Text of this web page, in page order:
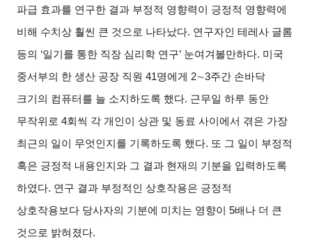
파급 효과를 연구한 결과 부정적 영향력이 긍정적 영향력에
비해 수치상 훨씬 큰 것으로 나타났다. 연구자인 테레사 글롬
등의 ‘일기를 통한 직장 심리학 연구’ 눈여겨볼만하다. 미국
중서부의 한 생산 공장 직원 41명에게 2∼3주간 손바닥
크기의 컴퓨터를 늘 소지하도록 했다. 근무일 하루 동안
무작위로 4회씩 각 개인이 상관 및 동료 사이에서 겪은 가장
최근의 일이 무엇인지를 기록하도록 했다. 또 그 일이 부정적
혹은 긍정적 내용인지와 그 결과 현재의 기분을 입력하도록
하였다. 연구 결과 부정적인 상호작용은 긍정적
상호작용보다 당사자의 기분에 미치는 영향이 5배나 더 큰
것으로 밝혀졌다.